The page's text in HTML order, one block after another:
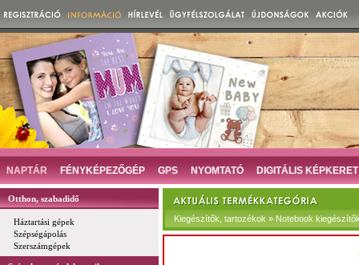
NAPTÁR FÉNYKÉPEZŐGÉP GPS NYOMTATÓ DIGITÁLIS KÉPKERET
Otthon, szabadidő
Háztartási gépek
Szépségápolás
Szerszámgépek
Kiegészítők, tartozékok » Notebook